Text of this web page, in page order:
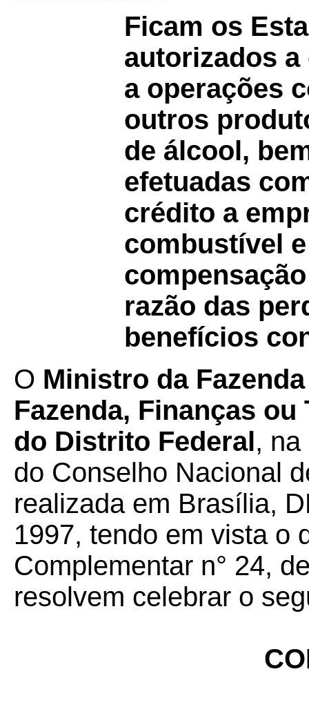
Ficam os
autorizados a
a operações
outros
de álcool,
efetuadas
crédito a
combustível
razão das
benefícios
O Ministro da
Fazenda, Finanças
do Distrito Federal, na
do Conselho Nacional
realizada em Brasília,
1997, tendo em vista o
Complementar n° 24,
resolvem celebrar o